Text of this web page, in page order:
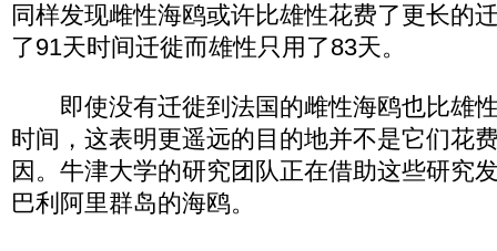
同样发现雌性海鸥或许比雄性花费了更长的
了91天时间迁徙而雄性只用了83天。
即使没有迁徙到法国的雌性海鸥也比雄
时间，这表明更遥远的目的地并不是它们花
因。牛津大学的研究团队正在借助这些研究
巴利阿里群岛的海鸥。